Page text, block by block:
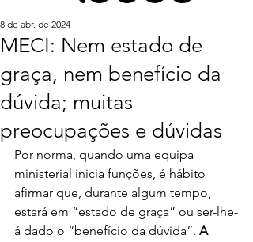
MECI: Nem estado de
graça, nem benefício da
dúvida; muitas
preocupações e dúvidas
8 de abr. de 2024
Por norma, quando uma equipa
ministerial inicia funções, é hábito
afirmar que, durante algum tempo,
estará em “estado de graça” ou ser-lhe-
á dado o “benefício da dúvida”. A